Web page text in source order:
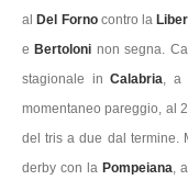
al Del Forno contro la
e Bertoloni non segna.
stagionale inCalabria, a
momentaneo pareggio, al
del tris a due dal termine.
derby con la Pompeiana,